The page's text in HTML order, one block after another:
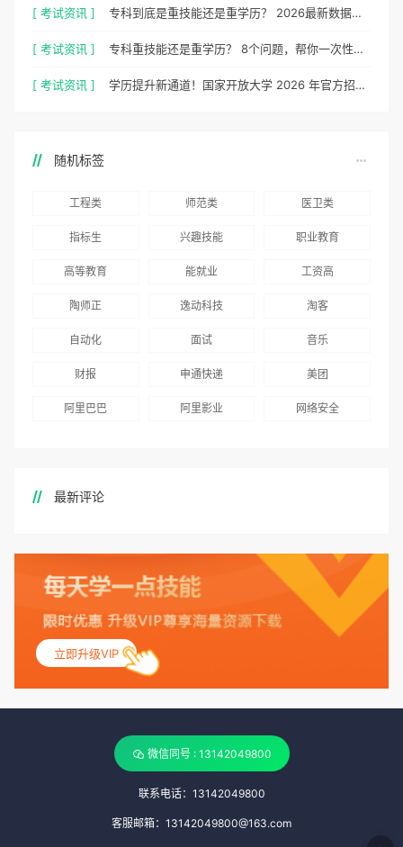
[ 考试资讯 ] 专科到底是重技能还是重学历？ 2026最新数据，说得很清楚了
[ 考试资讯 ] 专科重技能还是重学历？ 8个问题，帮你一次性想清楚
[ 考试资讯 ] 学历提升新通道！国家开放大学 2026 年官方招生简章正式出炉
随机标签
工程类 师范类 医卫类
指标生 兴趣技能 职业教育
高等教育 能就业 工资高
陶师正 逸动科技 淘客
自动化 面试 音乐
财报 申通快递 美团
阿里巴巴 阿里影业 网络安全
最新评论
立即升级VIP
微信同号 : 13142049800
联系电话：13142049800
客服邮箱：13142049800@163.com